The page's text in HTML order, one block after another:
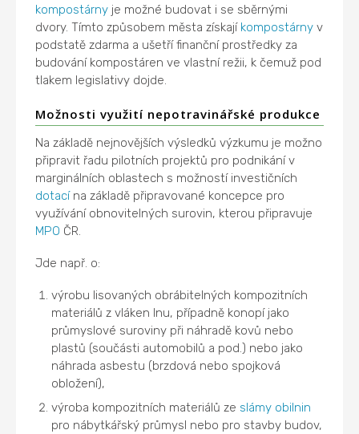
kompostárny je možné budovat i se sběrnými
dvory. Tímto způsobem města získají kompostárny v
podstatě zdarma a ušetří finanční prostředky za
budování kompostáren ve vlastní režii, k čemuž pod
tlakem legislativy dojde.
Možnosti využití nepotravinářské produkce
Na základě nejnovějších výsledků výzkumu je možno
připravit řadu pilotních projektů pro podnikání v
marginálních oblastech s možností investičních
dotacína základě připravované koncepce pro
využívání obnovitelných surovin, kterou připravuje
MPO ČR.
Jde např. o:
výrobu lisovaných obrábitelných kompozitních
materiálů z vláken lnu, případně konopí jako
průmyslové suroviny při náhradě kovů nebo
plastů (součásti automobilů a pod.) nebo jako
náhrada asbestu (brzdová nebo spojková
obložení),
výroba kompozitních materiálů ze slámy obilnin
pro nábytkářský průmysl nebo pro stavby budov,